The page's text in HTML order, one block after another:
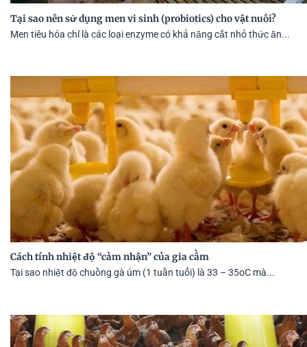
Tại sao nên sử dụng men vi sinh (probiotics) cho vật nuôi?
Men tiêu hóa chỉ là các loại enzyme có khả năng cắt nhỏ thức ăn...
Cách tính nhiệt độ “cảm nhận” của gia cầm
Tại sao nhiệt độ chuồng gà úm (1 tuần tuổi) là 33 – 35oC mà...